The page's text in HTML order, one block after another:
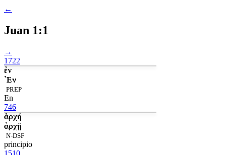
←
Juan 1:1
→
1722
ἐν
Ἐν
PREP
En
746
ἀρχή
ἀρχῇ
N-DSF
principio